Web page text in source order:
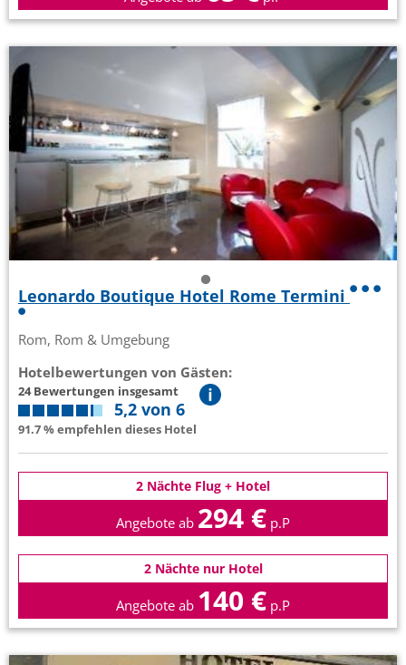
Leonardo Boutique Hotel Rome Termini
Rom, Rom & Umgebung
Hotelbewertungen von Gästen:
24 Bewertungen insgesamt
5,2 von 6
91.7 % empfehlen dieses Hotel
2 Nächte Flug + Hotel
Angebote ab 294 € p.P
2 Nächte nur Hotel
Angebote ab 140 € p.P